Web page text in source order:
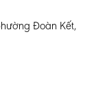
Đoàn Kết,